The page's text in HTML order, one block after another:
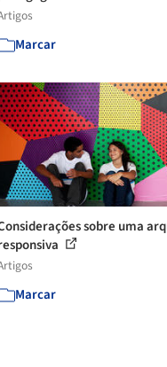
Marcar
sobre uma
Marcar